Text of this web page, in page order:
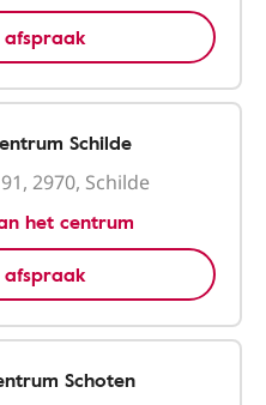
Schilde
2970, Schilde
het centrum
Schoten